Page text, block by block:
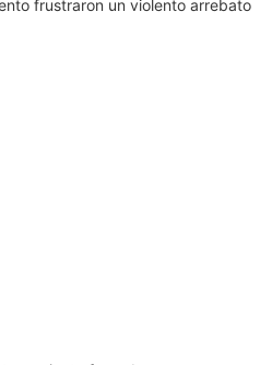
frustraron un violento arrebato